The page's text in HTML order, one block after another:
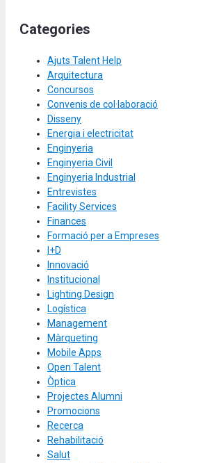
Categories
Ajuts Talent Help
Arquitectura
Concursos
Convenis de col·laboració
Disseny
Energia i electricitat
Enginyeria
Enginyeria Civil
Enginyeria Industrial
Entrevistes
Facility Services
Finances
Formació per a Empreses
I+D
Innovació
Institucional
Lighting Design
Logística
Management
Màrqueting
Mobile Apps
Open Talent
Òptica
Projectes Alumni
Promocions
Recerca
Rehabilitació
Salut